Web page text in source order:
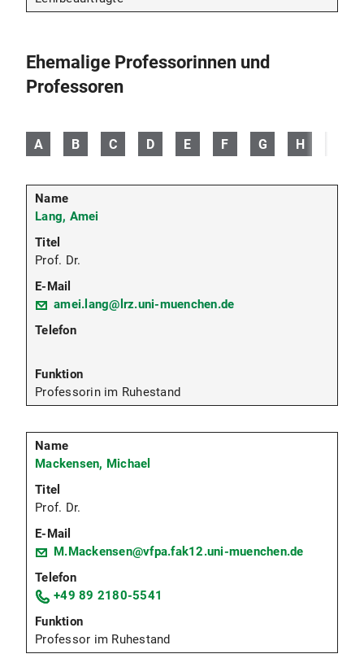
Ehemalige Professorinnen und
Professoren
A B C D E F G H
Lang, Amei
Prof. Dr.
amei.lang@lrz.uni-muenchen.de
Professorin im Ruhestand
Mackensen, Michael
Prof. Dr.
M.Mackensen@vfpa.fak12.uni-muenchen.de
+49 89 2180-5541
Professor im Ruhestand